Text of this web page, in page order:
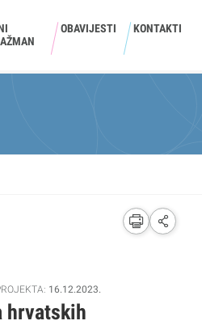
OBAVIJESTI KONTAKTI
16.12.2023.
hrvatskih